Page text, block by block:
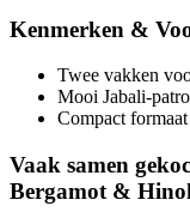
Kenmerken &
Twee vakken
Mooi Jabali-
Compact
Vaak samen
Bergamot &